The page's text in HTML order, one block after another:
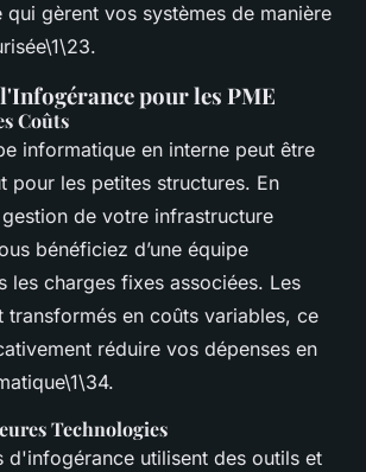
gèrent vos systèmes de manière
pour les PME
Coûts
informatique en interne peut être
pour les petites structures. En
de votre infrastructure
bénéficiez d’une équipe
les charges fixes associées. Les
transformés en coûts variables, ce
réduire vos dépenses en
Technologies
d'infogérance utilisent des outils et